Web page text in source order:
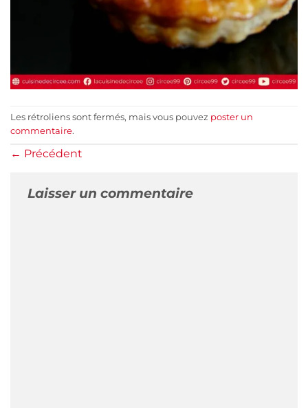
Les rétroliens sont fermés, mais vous pouvez poster un
commentaire.
← Précédent
Laisser un commentaire